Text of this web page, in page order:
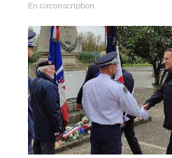
En circonscription